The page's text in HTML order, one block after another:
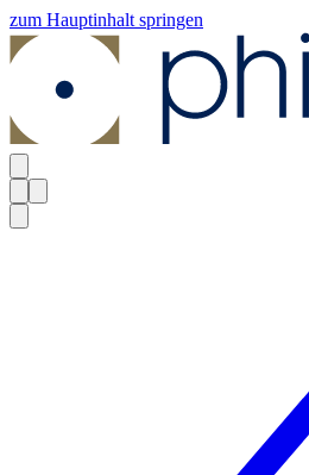
zum Hauptinhalt springen